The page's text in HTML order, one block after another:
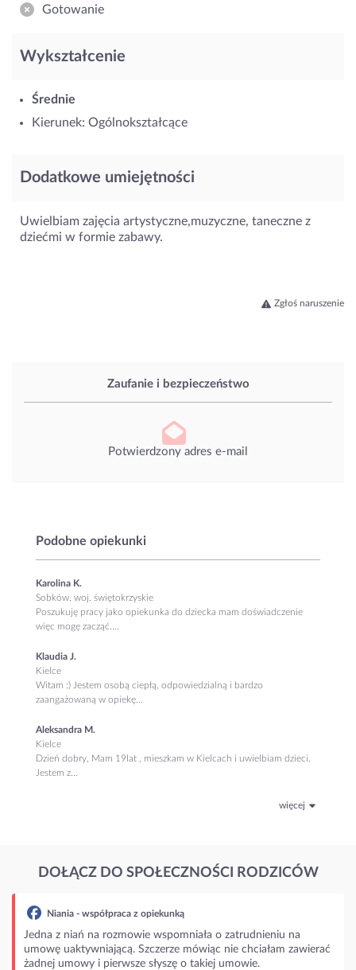
Zaufanie i bezpieczeństwo
Potwierdzony adres e-mail
Podobne opiekunki
Karolina K.
Sobków, woj. świętokrzyskie
Poszukuję pracy jako opiekunka do dziecka mam doświadczenie
więc mogę zacząć....
Klaudia J.
Kielce
Witam :) Jestem osobą ciepłą, odpowiedzialną i bardzo
zaangażowaną w opiekę...
Aleksandra M.
Kielce
Dzień dobry, Mam 19lat , mieszkam w Kielcach i uwielbiam dzieci.
Jestem z...
więcej
Gotowanie
Wykształcenie
Średnie
Kierunek: Ogólnokształcące
Dodatkowe umiejętności
Uwielbiam zajęcia artystyczne,muzyczne, taneczne z
dziećmi w formie zabawy.
Zgłoś naruszenie
DOŁĄCZ DO SPOŁECZNOŚCI RODZICÓW
- współpraca z opiekunką
na rozmowie wspomniała o zatrudnieniu na
Szczerze mówiąc nie chciałam zawierać
i pierwsze słyszę o takiej umowie.